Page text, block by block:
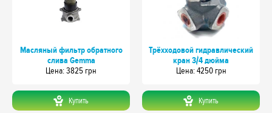
Масляный фильтр обратного
слива Gemma
Цeна: 3825 грн
Купить
Трёхходовой гидравлический
кран 3/4 дюйма
Цeна: 4250 грн
Купить